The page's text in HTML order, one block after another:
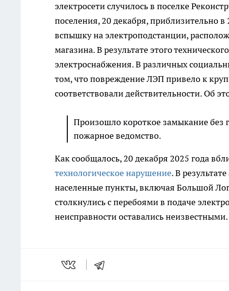
электросети случилось в поселке
поселения, 20 декабря, приблизительно
вспышку на электроподстанции,
магазина. В результате этого
электроснабжения. В различных
том, что повреждение ЛЭП привело к
соответствовали действительности. Об
Произошло короткое замыкание без
пожарное ведомство.
Как сообщалось, 20 декабря 2025 года
технологическое нарушение. В
населенные пункты, включая Большой
столкнулись с перебоями в подаче
неисправности оставались неизвестными.